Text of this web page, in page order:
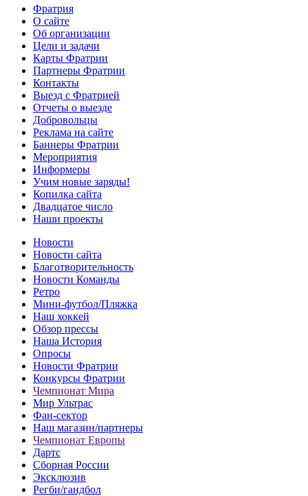
Фратрия
О сайте
Об организации
Цели и задачи
Карты Фратрии
Партнеры Фратрии
Контакты
Выезд с Фратрией
Отчеты о выезде
Добровольцы
Реклама на сайте
Баннеры Фратрии
Мероприятия
Информеры
Учим новые заряды!
Копилка сайта
Двадцатое число
Наши проекты
Новости
Новости сайта
Благотворительность
Новости Команды
Ретро
Мини-футбол/Пляжка
Наш хоккей
Обзор прессы
Наша История
Опросы
Новости Фратрии
Конкурсы Фратрии
Чемпионат Мира
Мир Ультрас
Фан-cектор
Наш магазин/партнеры
Чемпионат Европы
Дартс
Сборная России
Эксклюзив
Регби/гандбол